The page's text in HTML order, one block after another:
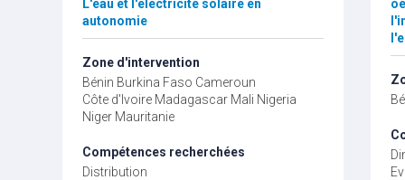
L'eau et l'électricité solaire en
autonomie
Zone d'intervention
Bénin Burkina Faso Cameroun
Côte d'Ivoire Madagascar Mali Nigeria
Niger Mauritanie
Compétences recherchées
Distribution